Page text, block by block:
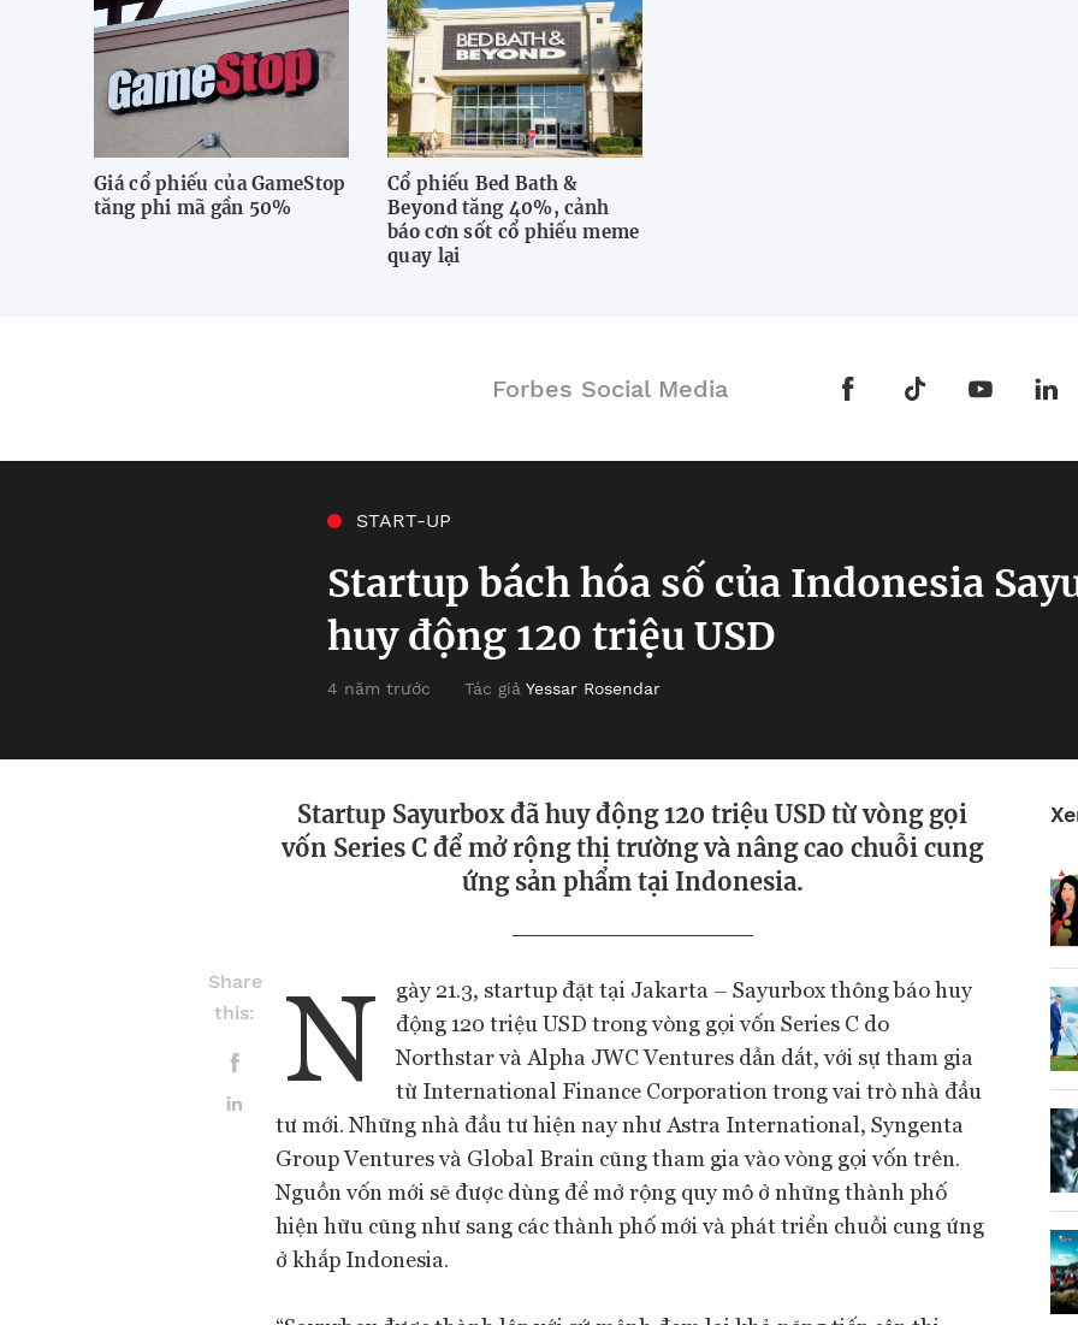
Giá cổ phiếu của GameStop
tăng phi mã gần 50%
Cổ phiếu Bed Bath &
Beyond tăng 40%, cảnh
báo cơn sốt cổ phiếu meme
quay lại
Forbes Social Media
START-UP
Startup bách hóa số của Indonesia
huy động 120 triệu USD
4 năm trước Tác giả Yessar Rosendar
Share
this:
Startup Sayurbox đã huy động 120 triệu USD từ vòng gọi
vốn Series C để mở rộng thị trường và nâng cao chuỗi cung
ứng sản phẩm tại Indonesia.
N
gày 21.3, startup đặt tại Jakarta – Sayurbox thông báo huy
động 120 triệu USD trong vòng gọi vốn Series C do
Northstar và Alpha JWC Ventures dẫn dắt, với sự tham gia
từ International Finance Corporation trong vai trò nhà đầu
tư mới. Những nhà đầu tư hiện nay như Astra International, Syngenta
Group Ventures và Global Brain cũng tham gia vào vòng gọi vốn trên.
Nguồn vốn mới sẽ được dùng để mở rộng quy mô ở những thành phố
hiện hữu cũng như sang các thành phố mới và phát triển chuỗi cung ứng
ở khắp Indonesia.